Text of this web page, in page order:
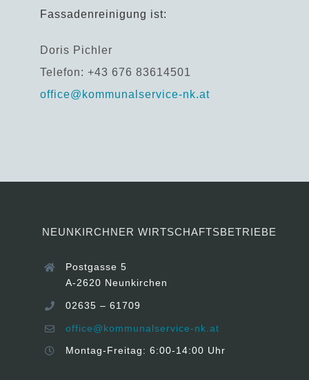
Fassadenreinigung ist:
Doris Pichler
Telefon: +43 676 83614501
office@kommunalservice-nk.at
NEUNKIRCHNER WIRTSCHAFTSBETRIEBE
Postgasse 5
A-2620 Neunkirchen
02635 – 61709
office@kommunalservice-nk.at
Montag-Freitag: 6:00-14:00 Uhr